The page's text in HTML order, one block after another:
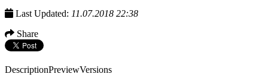
Last Updated: 11.07.2018 22:38
Share
DescriptionPreviewVersions